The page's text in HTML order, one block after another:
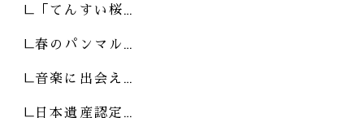
「てんすい桜…
春のパンマル…
音楽に出会え…
日本遺産認定…